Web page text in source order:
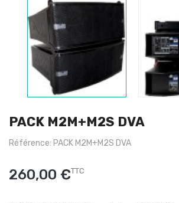
PACK M2M+M2S DVA
Référence: PACK M2M+M2S DVA
260,00 €TTC